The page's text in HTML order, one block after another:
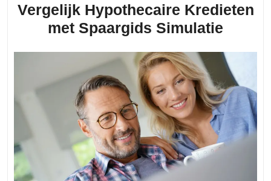
Vergelijk Hypothecaire Kredieten
met Spaargids Simulatie
met